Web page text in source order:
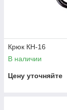
Крюк КН-16
В наличии
Цену уточняйте